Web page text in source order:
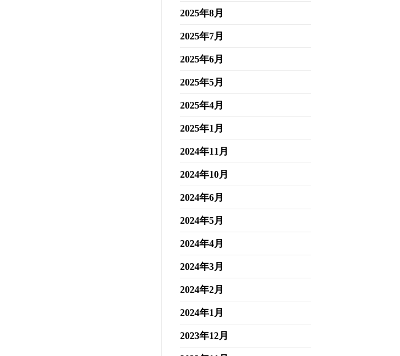
2025年8月
2025年7月
2025年6月
2025年5月
2025年4月
2025年1月
2024年11月
2024年10月
2024年6月
2024年5月
2024年4月
2024年3月
2024年2月
2024年1月
2023年12月